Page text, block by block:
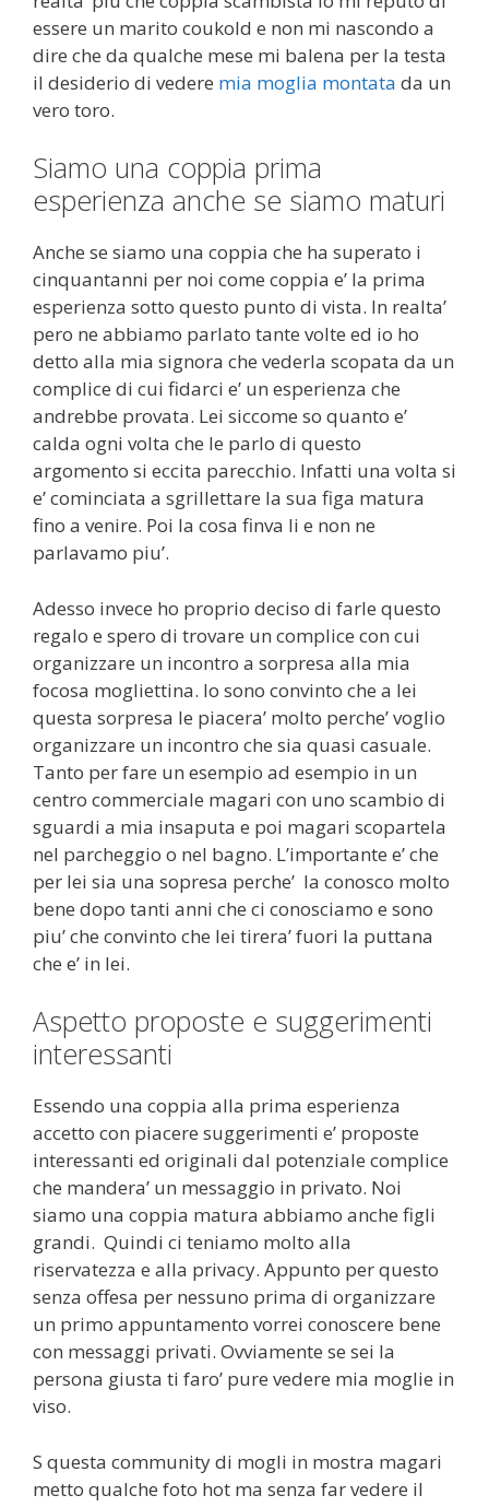
essere un marito coukold e non mi nascondo a
dire che da qualche mese mi balena per la testa
il desiderio di vedere mia moglia montata da un
vero toro.
Siamo una coppia prima
esperienza anche se siamo maturi
Anche se siamo una coppia che ha superato i
cinquantanni per noi come coppia e’ la prima
esperienza sotto questo punto di vista. In realta’
pero ne abbiamo parlato tante volte ed io ho
detto alla mia signora che vederla scopata da un
complice di cui fidarci e’ un esperienza che
andrebbe provata. Lei siccome so quanto e’
calda ogni volta che le parlo di questo
argomento si eccita parecchio. Infatti una volta si
e’ cominciata a sgrillettare la sua figa matura
fino a venire. Poi la cosa finva li e non ne
parlavamo piu’.
Adesso invece ho proprio deciso di farle questo
regalo e spero di trovare un complice con cui
organizzare un incontro a sorpresa alla mia
focosa mogliettina. Io sono convinto che a lei
questa sorpresa le piacera’ molto perche’ voglio
organizzare un incontro che sia quasi casuale.
Tanto per fare un esempio ad esempio in un
centro commerciale magari con uno scambio di
sguardi a mia insaputa e poi magari scopartela
nel parcheggio o nel bagno. L’importante e’ che
per lei sia una sopresa perche’ la conosco molto
bene dopo tanti anni che ci conosciamo e sono
piu’ che convinto che lei tirera’ fuori la puttana
che e’ in lei.
Aspetto proposte e suggerimenti
interessanti
Essendo una coppia alla prima esperienza
accetto con piacere suggerimenti e’ proposte
interessanti ed originali dal potenziale complice
che mandera’ un messaggio in privato. Noi
siamo una coppia matura abbiamo anche figli
grandi. Quindi ci teniamo molto alla
riservatezza e alla privacy. Appunto per questo
senza offesa per nessuno prima di organizzare
un primo appuntamento vorrei conoscere bene
con messaggi privati. Ovviamente se sei la
persona giusta ti faro’ pure vedere mia moglie in
viso.
S questa community di mogli in mostra magari
metto qualche foto hot ma senza far vedere il